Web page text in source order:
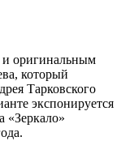
и оригинальным
который
Тарковского
экспонируется
«Зеркало»